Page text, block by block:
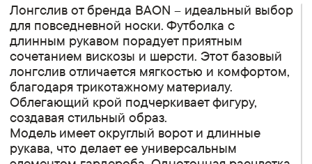
Лонгслив от бренда BAON – идеальный выбор
для повседневной носки. Футболка с
длинным рукавом порадует приятным
сочетанием вискозы и шерсти. Этот базовый
лонгслив отличается мягкостью и комфортом,
благодаря трикотажному материалу.
Облегающий крой подчеркивает фигуру,
создавая стильный образ.
Модель имеет округлый ворот и длинные
рукава, что делает ее универсальным